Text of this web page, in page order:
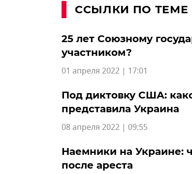
ССЫЛКИ ПО ТЕМЕ
25 лет Союзному
участником?
01 апреля 2022 | 17:01
Под диктовку США:
представила Украина
08 апреля 2022 | 09:55
Наемники на Украине:
после ареста